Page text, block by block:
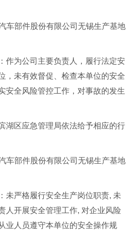
车部件股份有限公司无锡生产基地
作为公司主要负责人，履行法定安
，未有效督促、检查本单位的安全
安全风险管控工作，对事故的发生
湖区应急管理局依法给予相应的行
车部件股份有限公司无锡生产基地
未严格履行安全生产岗位职责, 未
人开展安全管理工作, 对企业风险
业人员遵守本单位的安全操作规